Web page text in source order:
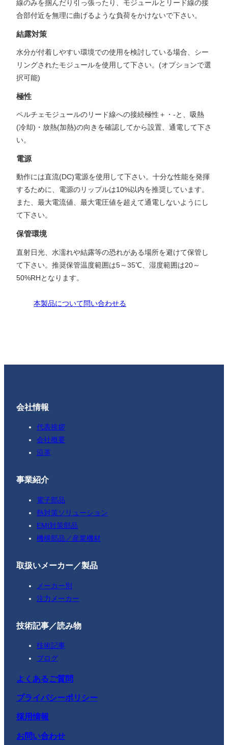
線のみを掴んだり引っ張ったり、モジュールとリード線の接
合部付近を無理に曲げるような負荷をかけないで下さい。
結露対策
水分が付着しやすい環境での使用を検討している場合、シー
リングされたモジュールを使用して下さい。(オプションで選
択可能)
極性
ペルチェモジュールのリード線への接続極性＋・-と、吸熱
(冷却)・放熱(加熱)の向きを確認してから設置、通電して下さ
い。
電源
動作には直流(DC)電源を使用して下さい。十分な性能を発揮
するために、電源のリップルは10%以内を推奨しています。
また、最大電流値、最大電圧値を超えて通電しないようにし
て下さい。
保管環境
直射日光、水濡れや結露等の恐れがある場所を避けて保管し
て下さい。推奨保管温度範囲は5～35℃、湿度範囲は20～
50%RHとなります。
本製品について問い合わせる
会社情報
代表挨拶
会社概要
沿革
事業紹介
電子部品
熱対策ソリューション
EMI対策部品
機構部品／産業機材
取扱いメーカー／製品
メーカー別
注力メーカー
技術記事／読み物
技術記事
ブログ
よくあるご質問
プライバシーポリシー
採用情報
お問い合わせ